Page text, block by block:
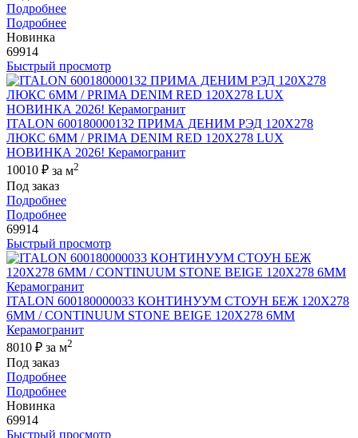
Подробнее
Подробнее
Новинка
69914
Быстрый просмотр
ITALON 600180000132 ПРИМА ДЕНИМ РЭД 120X278
ЛЮКС 6ММ / PRIMA DENIM RED 120X278 LUX
НОВИНКА 2026! Керамогранит
10010 ₽ за м2
Под заказ
Подробнее
Подробнее
69914
Быстрый просмотр
ITALON 600180000033 КОНТИНУУМ СТОУН БЕЖ 120X278
6ММ / CONTINUUM STONE BEIGE 120X278 6MM
Керамогранит
8010 ₽ за м2
Под заказ
Подробнее
Подробнее
Новинка
69914
Быстрый просмотр